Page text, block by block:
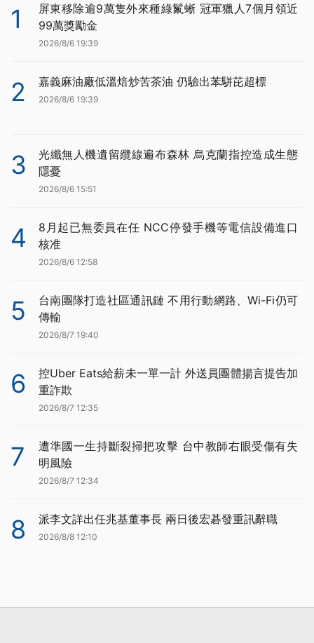
1
屏東移除逾9萬隻外來種綠鬣蜥 冠軍獵人7個月領近
99萬獎勵金
2026/8/6 19:39
2 嘉義麻油廠低溫焙炒苦茶油 仍驗出苯駢芘超標
2026/8/6 19:39
3
光纖無人機遺留纜線遍布森林 烏克蘭指控造成生態
隱憂
2026/8/6 15:51
4
8月起已無委員在任 NCC停發手機等電信設備進口
核准
2026/8/6 12:58
5
台南團隊打造社區通訊鏈 不用行動網路、Wi-Fi仍可
傳輸
2026/8/7 19:40
6
控Uber Eats給薪未一單一計 外送員團體揚言提告加
重詐欺
2026/8/7 12:35
7
遭準國一生持斷裂掃把攻擊 台中教師右眼受傷有失
明風險
2026/8/7 12:34
8 派李文詳出任兆基董事長 兩日後宏碁發重訊辭職
2026/8/8 12:10